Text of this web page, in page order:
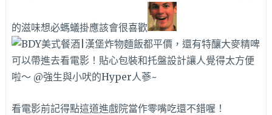
的滋味想必螞蟻掛應該會很喜歡
看電影前記得點這道進戲院當作零嘴吃還不錯喔！